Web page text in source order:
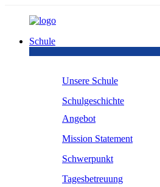
Schule
Unsere Schule
Schulgeschichte
Angebot
Mission Statement
Schwerpunkt
Tagesbetreuung